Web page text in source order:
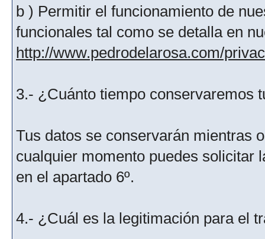
b ) Permitir el funcionamiento de
funcionales tal como se detalla en
http://www.pedrodelarosa.com/
3.- ¿Cuánto tiempo conservaremos
Tus datos se conservarán mientras
cualquier momento puedes solicitar
en el apartado 6º.
4.- ¿Cuál es la legitimación para el